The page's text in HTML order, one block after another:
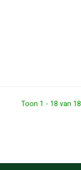
Toon 1 - 18 van 18